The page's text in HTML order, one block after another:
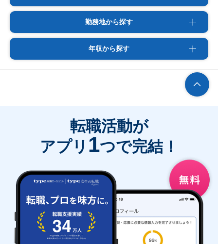
勤務地から探す
年収から探す
転職活動が
アプリ 1つで完結！